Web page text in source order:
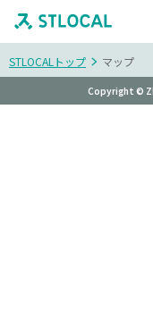
STLOCALトップ マップ
Copyright ©